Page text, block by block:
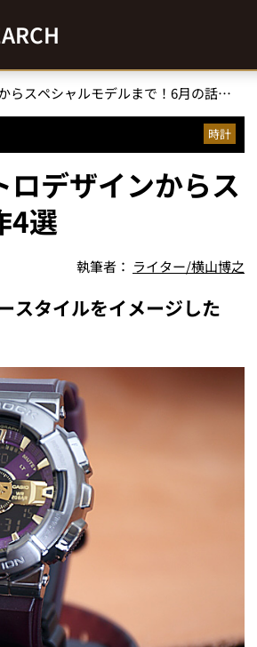
「売り切れ必至のG-SHOCK」レトロデザインからスペシャルモデルまで！6月の話題作4選
時計
ロデザインからス
4選
執筆者： ライター/横山博之
スタイルをイメージした